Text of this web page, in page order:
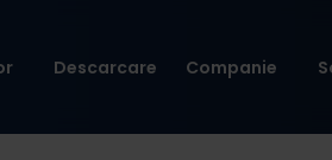
Descarcare Companie